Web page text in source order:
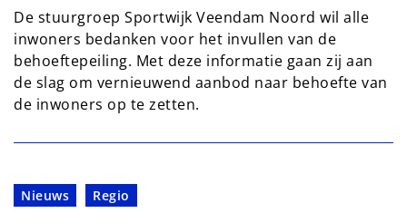
De stuurgroep Sportwijk Veendam Noord wil alle
inwoners bedanken voor het invullen van de
behoeftepeiling. Met deze informatie gaan zij aan
de slag om vernieuwend aanbod naar behoefte van
de inwoners op te zetten.
Nieuws Regio